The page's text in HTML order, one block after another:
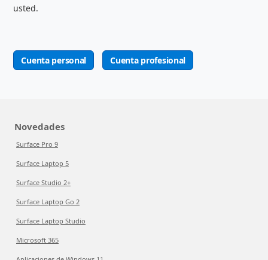
usted.
Cuenta personal Cuenta profesional
Novedades
Surface Pro 9
Surface Laptop 5
Surface Studio 2+
Surface Laptop Go 2
Surface Laptop Studio
Microsoft 365